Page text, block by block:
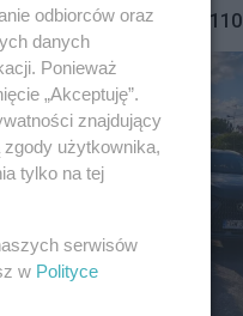
parkowania #110
odbiorców oraz
danych
Ponieważ
„Akceptuję”.
znajdujący
użytkownika,
tylko na tej
serwisów
w Polityce